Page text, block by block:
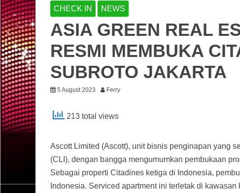
CHECK IN NEWS
ASIA GREEN REAL
RESMI MEMBUKA
SUBROTO JAKARTA
5 August 2023 Ferry
213 total views
Ascott Limited (Ascott), unit bisnis penginapan yang
(CLI), dengan bangga mengumumkan pembukaan
Sebagai properti Citadines ketiga di Indonesia,
Indonesia. Serviced apartment ini terletak di